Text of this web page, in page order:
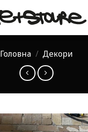
Головна / Декори